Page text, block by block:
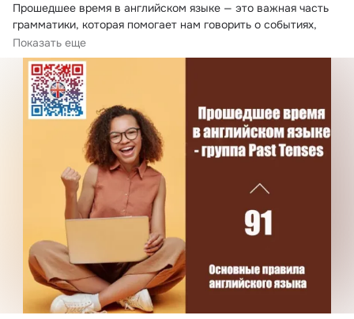
Прошедшее время в английском языке — это важная часть
грамматики, которая помогает нам говорить о событиях,
произошедших в прошлом.
Показать еще